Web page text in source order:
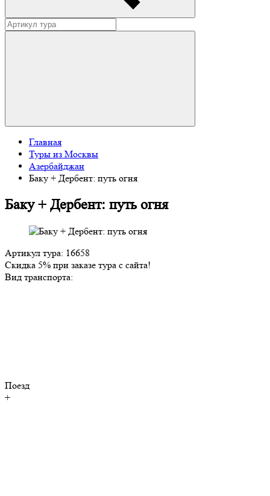
Главная
Туры из Москвы
Азербайджан
Баку + Дербент: путь огня
Баку + Дербент: путь огня
Артикул тура: 16658
Скидка 5% при заказе тура с сайта!
Вид транспорта:
Поезд
+